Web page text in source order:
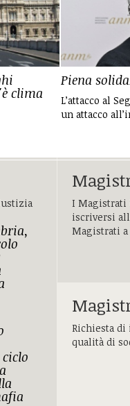
clima
Piena
L’attacco al
un attacco
I Magistrati
iscriversi
Magistrati
Richiesta
qualità di